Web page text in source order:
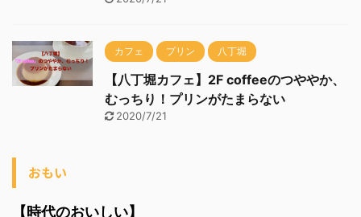
カフェ プリン 八丁堀
【八丁堀カフェ】2F coffeeのつややか、
むっちり！プリンがたまらない
2020/7/21
おもい
【時代のおいしい】